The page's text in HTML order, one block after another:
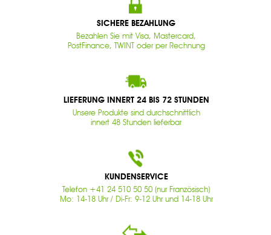
SICHERE BEZAHLUNG
Bezahlen Sie mit Visa, Mastercard,
PostFinance, TWINT oder per Rechnung
LIEFERUNG INNERT 24 BIS 72 STUNDEN
Unsere Produkte sind durchschnittlich
innert 48 Stunden lieferbar
KUNDENSERVICE
Telefon +41 24 510 50 50 (nur Französisch)
Mo: 14-18 Uhr / Di-Fr: 9-12 Uhr und 14-18 Uhr